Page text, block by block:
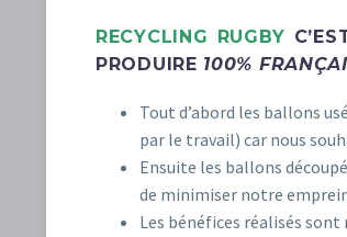
RECYCLING RUGBY
PRODUIRE 100%
Tout d’abord les ballons
par le travail) car nous
Ensuite les ballons
de minimiser notre
Les bénéfices réalisés